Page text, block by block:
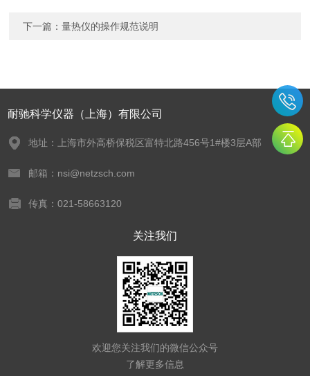
下一篇：量热仪的操作规范说明
耐驰科学仪器（上海）有限公司
地址：上海市外高桥保税区富特北路456号1#楼3层A部
邮箱：nsi@netzsch.com
传真：021-58663120
关注我们
欢迎您关注我们的微信公众号
了解更多信息